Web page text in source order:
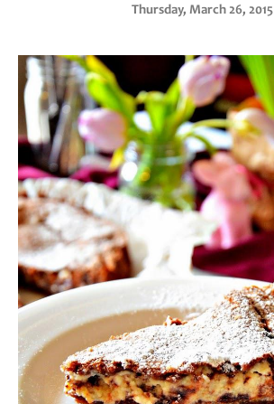
Thursday, March 26, 2015